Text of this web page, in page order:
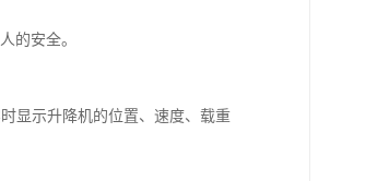
的安全。
显示升降机的位置、速度、载重